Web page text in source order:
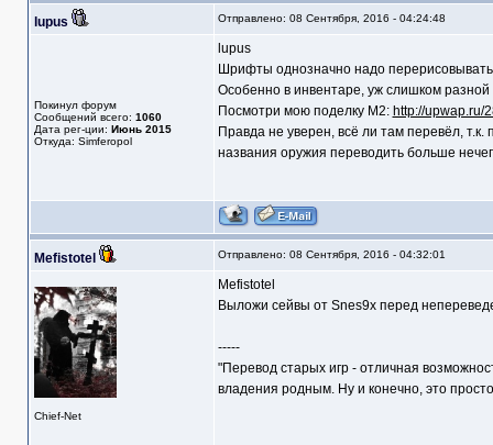
lupus Отправлено: 08 Сентября, 2016 - 04:24:48
Покинул форум
Сообщений всего: 1060
Дата рег-ции: Июнь 2015
Откуда: Simferopol
lupus
Шрифты однозначно надо
Особенно в инвентаре, уж слишком
Посмотри мою поделку М2: http://upwap.ru/
Правда не уверен, всё ли там перевёл,
названия оружия переводить больше
Mefistotel Отправлено: 08 Сентября, 2016 - 04:32:01
Chief-Net
Mefistotel
Выложи сейвы от Snes9x перед
-----
"Перевод старых игр - отличная
владения родным. Ну и конечно, это